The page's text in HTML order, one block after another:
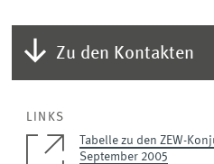
Zu den Kontakten
LINKS
Tabelle zu den ZEW-
September 2005